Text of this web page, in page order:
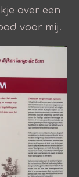
over een
voor mij.